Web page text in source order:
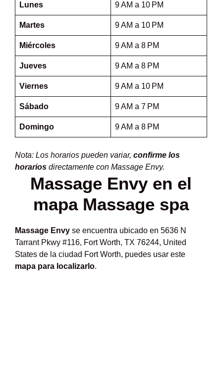
Lunes 9 AM a 10 PM
Martes 9 AM a 10 PM
Miércoles 9 AM a 8 PM
Jueves 9 AM a 8 PM
Viernes 9 AM a 10 PM
Sábado 9 AM a 7 PM
Domingo 9 AM a 8 PM
Nota: Los horarios pueden variar, confirme los
horarios directamente con Massage Envy.
Massage Envy en el
mapa Massage spa
Massage Envy se encuentra ubicado en 5636 N
Tarrant Pkwy #116, Fort Worth, TX 76244, United
States de la ciudad Fort Worth, puedes usar este
mapa para localizarlo.